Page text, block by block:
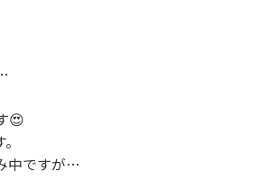
😍
中ですが…